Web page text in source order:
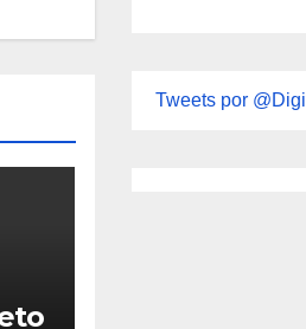
Tweets por